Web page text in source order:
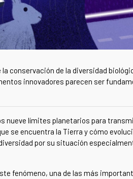
conservación de la diversidad
innovadores parecen ser
nueve límites planetarios para
se encuentra la Tierra y cómo
por su situación
fenómeno, una de las más